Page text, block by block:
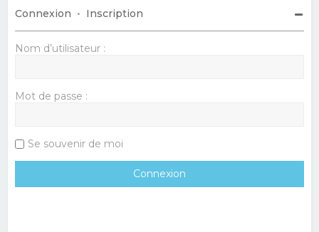
Connexion • Inscription
Nom d’utilisateur :
Mot de passe :
Se souvenir de moi